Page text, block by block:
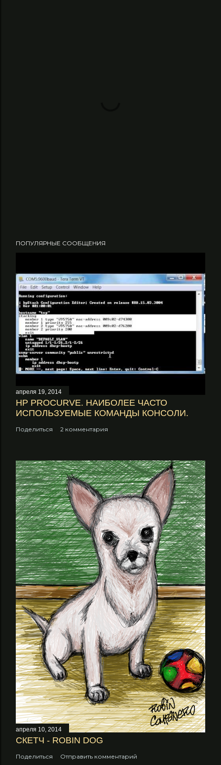
ПОПУЛЯРНЫЕ СООБЩЕНИЯ
апреля 19, 2014
НP PROCURVE. НАИБОЛЕЕ ЧАСТО
ИСПОЛЬЗУЕМЫЕ КОМАНДЫ КОНСОЛИ.
Поделиться 2 комментария
апреля 10, 2014
СКЕТЧ - ROBIN DOG
Поделиться Отправить комментарий